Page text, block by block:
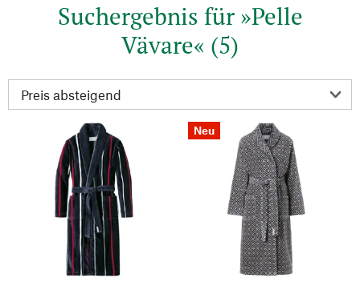
Suchergebnis für »Pelle
Vävare« (5)
Neu